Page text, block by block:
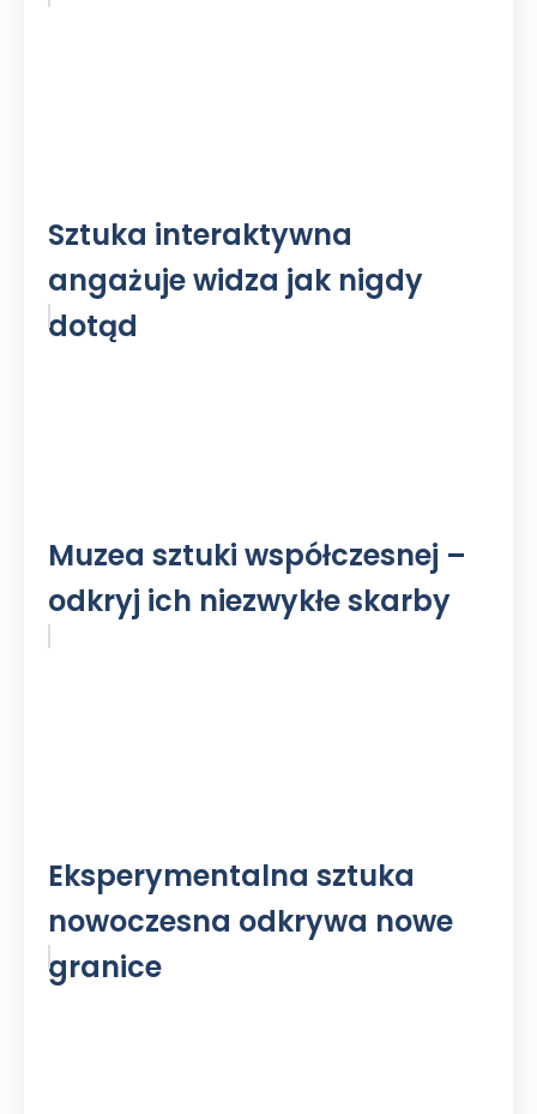
Sztuka interaktywna
angażuje widza jak nigdy
dotąd
Muzea sztuki współczesnej –
odkryj ich niezwykłe skarby
Eksperymentalna sztuka
nowoczesna odkrywa nowe
granice